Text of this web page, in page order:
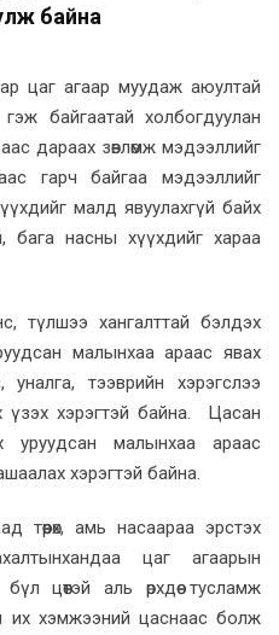
байна
цаг агаар муудаж аюултай
байгаатай холбогдуулан
дараах зөвлөмж мэдээллийг
гарч байгаа мэдээллийг
малд явуулахгүй байх
бага насны хүүхдийг хараа
түлшээ хангалттай бэлдэх
малынхаа араас явах
тээврийн хэрэгслээ
үзэх хэрэгтэй байна. Цасан
малынхаа араас
хэрэгтэй байна.
амь насаараа эрстэх
цаг агаарын
цөөтэй аль өрхдөө тусламж
их хэмжээний цаснаас болж